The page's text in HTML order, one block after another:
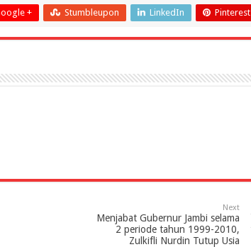
+ Stumbleupon LinkedIn Pinterest
Next
Menjabat Gubernur Jambi selama
2 periode tahun 1999-2010,
Zulkifli Nurdin Tutup Usia